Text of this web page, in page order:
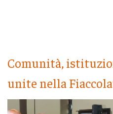
Comunità,
unite nella